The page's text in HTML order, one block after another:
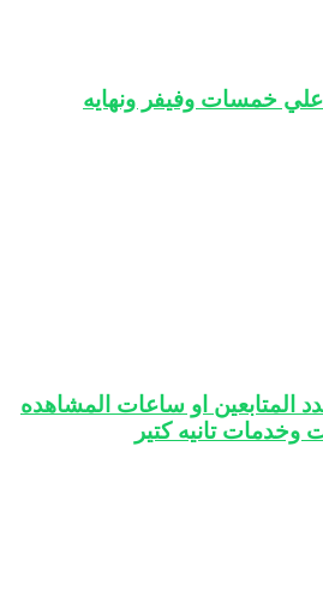
علي خمسات وفيفر ونهايه
عدد المتابعين او ساعات المشاهده
وخدمات تانيه كتير